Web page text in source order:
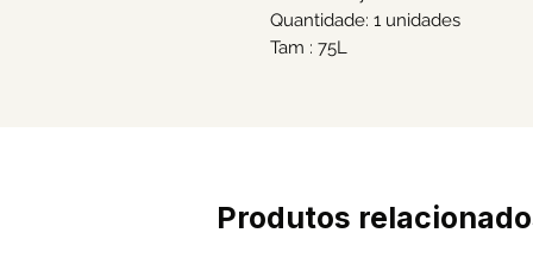
Quantidade: 1 unidades
Tam : 75L
Produtos